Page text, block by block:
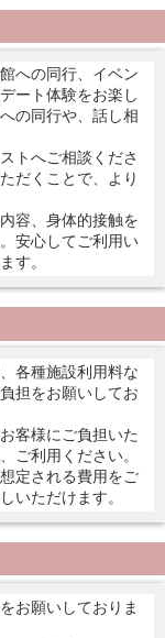
への同行、イベン
ート体験をお楽し
の同行や、話し相
トへご相談くださ
だくことで、より
容、身体的接触を
安心してご利用い
す。
各種施設利用料な
担をお願いしてお
客様にご負担いた
ご利用ください。
定される費用をご
いただけます。
お願いしておりま